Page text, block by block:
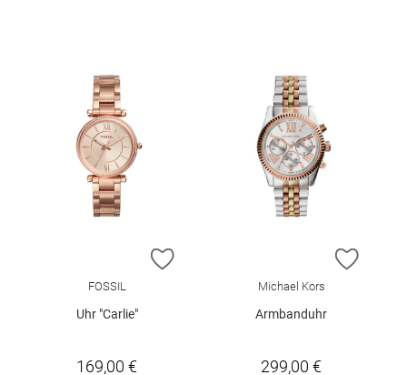
ZUR WUNSCHLISTE HINZUFÜGEN
FOSSIL
Uhr "Carlie"
169,00 €
ZUR
Michael Kors
Armbanduhr
299,00 €